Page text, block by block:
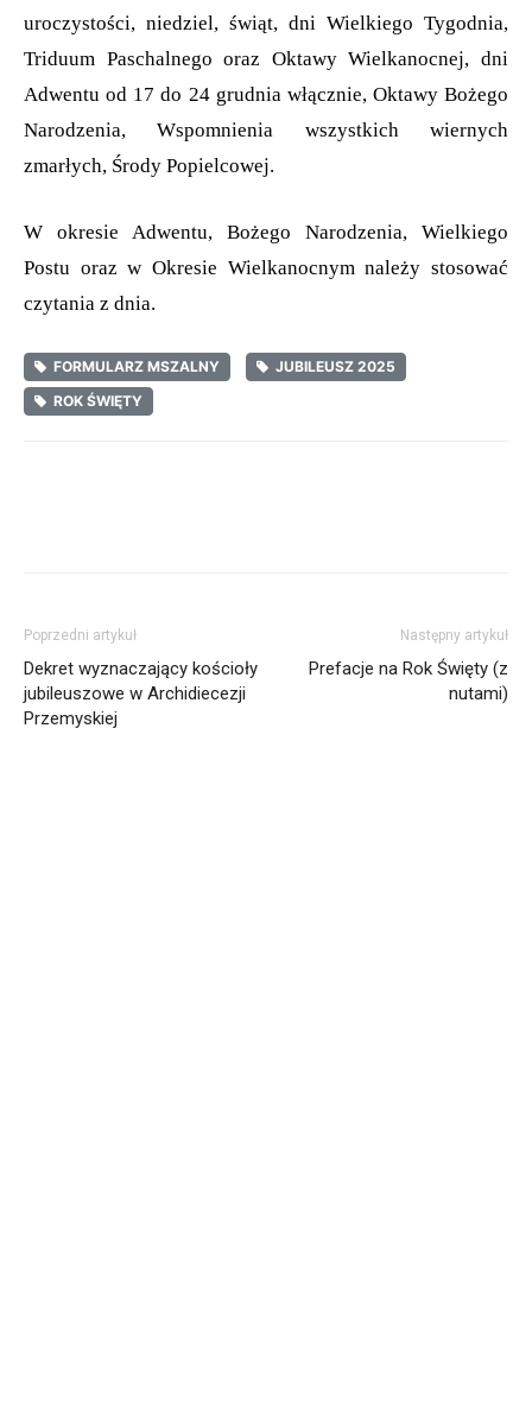
uroczystości, niedziel, świąt, dni Wielkiego Tygodnia,
Triduum Paschalnego oraz Oktawy Wielkanocnej, dni
Adwentu od 17 do 24 grudnia włącznie, Oktawy Bożego
Narodzenia, Wspomnienia wszystkich wiernych
zmarłych, Środy Popielcowej.
W okresie Adwentu, Bożego Narodzenia, Wielkiego
Postu oraz w Okresie Wielkanocnym należy stosować
czytania z dnia.
FORMULARZ MSZALNY
JUBILEUSZ 2025
ROK ŚWIĘTY
Poprzedni artykuł
Dekret wyznaczający kościoły
jubileuszowe w Archidiecezji
Przemyskiej
Następny artykuł
Prefacje na Rok Święty (z
nutami)